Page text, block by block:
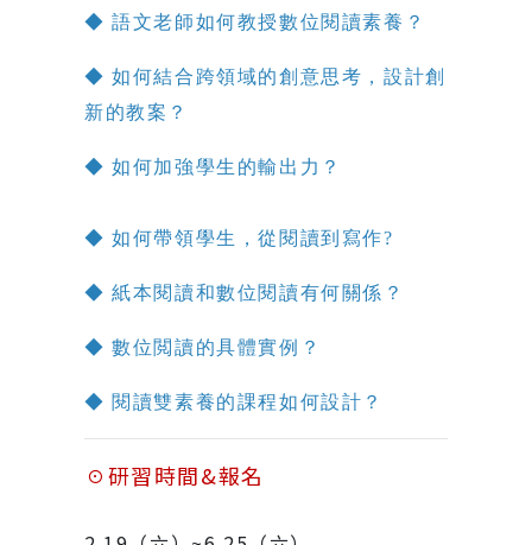
◆ 語文老師如何教授數位閱讀素養？
◆ 如何結合跨領域的創意思考，設計創
新的教案？
◆ 如何加強學生的輸出力？
◆ 如何帶領學生，從閱讀到寫作?
◆ 紙本閱讀和數位閱讀有何關係？
◆ 數位閲讀的具體實例？
◆ 閱讀雙素養的課程如何設計？
☉研習時間&報名